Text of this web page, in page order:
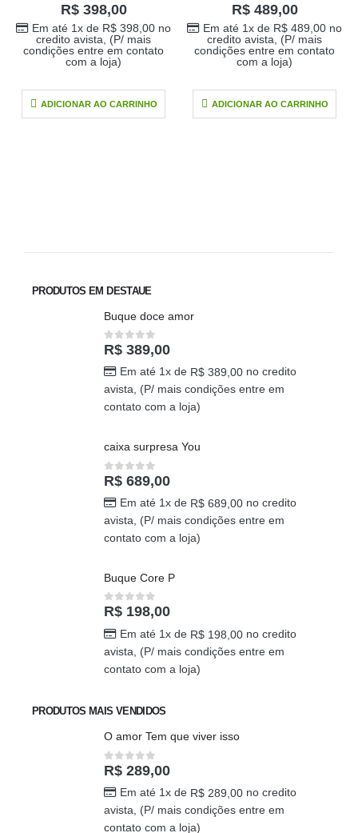
R$398,00
Em até 1x de R$398,00no
credito avista, (P/ mais
condições entre em contato
com a loja)
ADICIONAR AO CARRINHO
R$489,00
Em até 1x de R$489,00no
credito avista, (P/ mais
condições entre em contato
com a loja)
ADICIONAR AO CARRINHO
PRODUTOS EM DESTAUE
Buque doce amor
0out of 5
R$ 389,00
Em até 1x de R$389,00no credito
avista, (P/ mais condições entre em
contato com a loja)
caixa surpresa You
0out of 5
R$ 689,00
Em até 1x de R$689,00no credito
avista, (P/ mais condições entre em
contato com a loja)
Buque Core P
0out of 5
R$ 198,00
Em até 1x de R$198,00no credito
avista, (P/ mais condições entre em
contato com a loja)
PRODUTOS MAIS VENDIDOS
O amor Tem que viver isso
0out of 5
R$ 289,00
Em até 1x de R$289,00no credito
avista, (P/ mais condições entre em
contato com a loja)